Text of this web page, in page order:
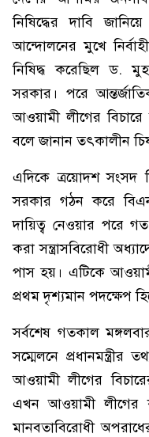
নিষিদ্ধের দাবি
আন্দোলনের মুখে
নিষিদ্ধ করেছিল ড.
সরকার। পরে
আওয়ামী লীগের
বলে জানান তৎকালীন
এদিকে ত্রয়োদশ সংসদ
সরকার গঠন করে
দায়িত্ব নেওয়ার পরে
করা সন্ত্রাসবিরোধী
পাস হয়। এটিকে
প্রথম দৃশ্যমান পদক্ষেপ
সর্বশেষ গতকাল
সম্মেলনে
আওয়ামী লীগের
এখন আওয়ামী লীগের
মানবতাবিরোধী